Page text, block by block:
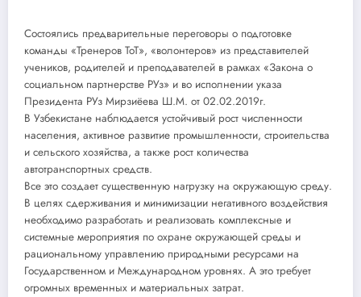
Состоялись предварительные переговоры о подготовке
команды «Тренеров ТоТ», «волонтеров» из представителей
учеников, родителей и преподавателей в рамках «Закона о
социальном партнерстве РУз» и во исполнении указа
Президента РУз Мирзиёева Ш.М. от 02.02.2019г.
В Узбекистане наблюдается устойчивый рост численности
населения, активное развитие промышленности, строительства
и сельского хозяйства, а также рост количества
автотранспортных средств.
Все это создает существенную нагрузку на окружающую среду.
В целях сдерживания и минимизации негативного воздействия
необходимо разработать и реализовать комплексные и
системные мероприятия по охране окружающей среды и
рациональному управлению природными ресурсами на
Государственном и Международном уровнях. А это требует
огромных временных и материальных затрат.